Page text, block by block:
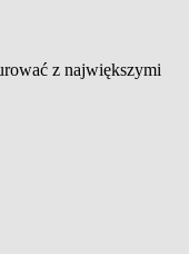
z największymi